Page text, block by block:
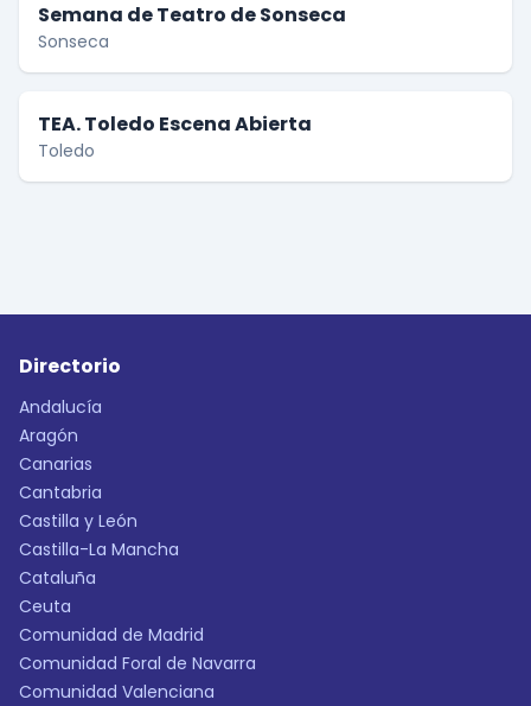
Semana de Teatro de Sonseca
Sonseca
TEA. Toledo Escena Abierta
Toledo
Directorio
Andalucía
Aragón
Canarias
Cantabria
Castilla y León
Castilla-La Mancha
Cataluña
Ceuta
Comunidad de Madrid
Comunidad Foral de Navarra
Comunidad Valenciana